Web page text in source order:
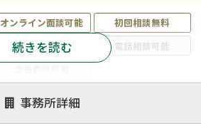
オンライン面談可能
初回相談無料
19時以降電話可能
電話相談可能
相続放棄
相続登記
続きを読む
事務所詳細